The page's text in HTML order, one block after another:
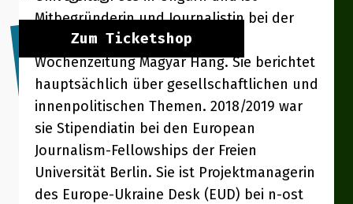
Zum Ticketshop
Mitbegründerin und Journalistin bei der
unabhängigen ungarischen
Wochenzeitung Magyar Hang. Sie berichtet
hauptsächlich über gesellschaftlichen und
innenpolitischen Themen. 2018/2019 war
sie Stipendiatin bei den European
Journalism-Fellowships der Freien
Universität Berlin. Sie ist Projektmanagerin
des Europe-Ukraine Desk (EUD) bei n-ost